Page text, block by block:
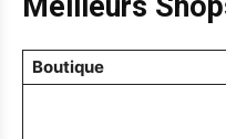
Meilleurs
Boutique